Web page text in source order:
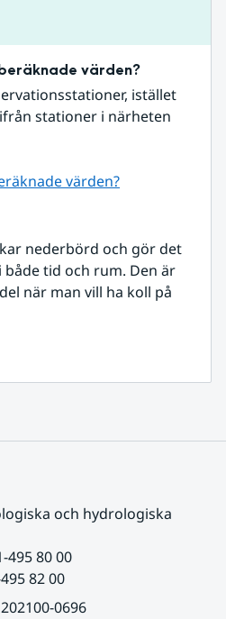
värden?
istället
stationer i närheten
värden?
nederbörd och gör det
tid och rum. Den är
när man vill ha koll på
och hydrologiska
495 80 00
82 00
0696